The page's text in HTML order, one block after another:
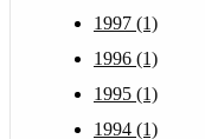
1997 (1)
1996 (1)
1995 (1)
1994 (1)